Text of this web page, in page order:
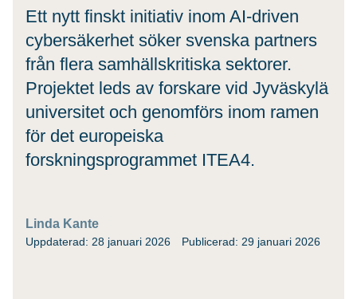
Ett nytt finskt initiativ inom AI-driven
cybersäkerhet söker svenska partners
från flera samhällskritiska sektorer.
Projektet leds av forskare vid Jyväskylä
universitet och genomförs inom ramen
för det europeiska
forskningsprogrammet ITEA4.
Linda Kante
Uppdaterad: 28 januari 2026 Publicerad: 29 januari 2026